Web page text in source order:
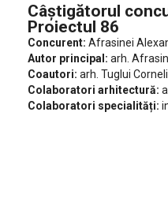
Câștigătorul
Proiectul 86
Concurent: Afrasinei
Autor principal: arh.
Coautori: arh. Tuglui
Colaboratori arhitectură:
Colaboratori specialități: